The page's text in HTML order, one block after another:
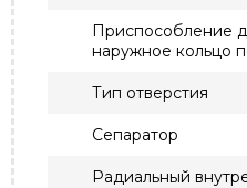
Приспособление
наружное кольцо
Тип отверстия
Сепаратор
Радиальный